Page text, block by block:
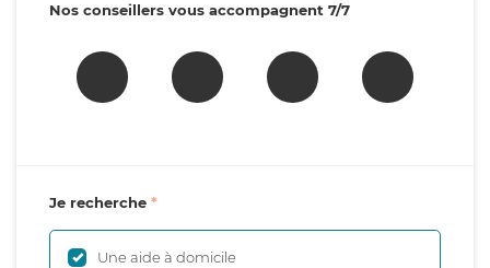
Nos conseillers vous accompagnent 7/7
Je recherche
Une aide à domicile